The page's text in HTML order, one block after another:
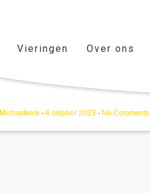
Vieringen Over ons
Michaelkerk - 6 oktober 2023 - No Comments